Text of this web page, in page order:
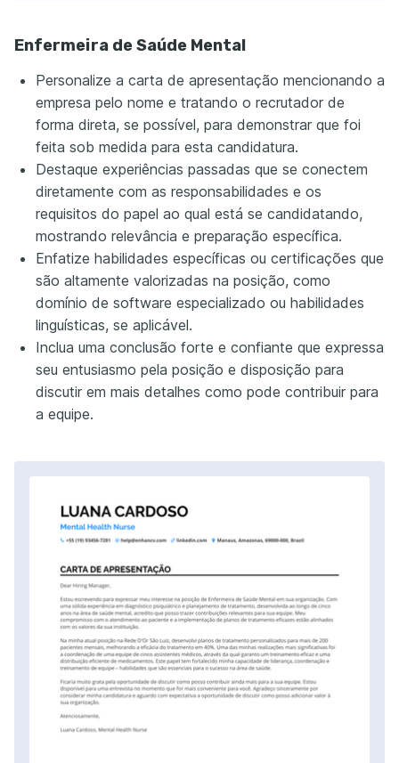
Enfermeira de Saúde Mental
Personalize a carta de apresentação mencionando a
empresa pelo nome e tratando o recrutador de
forma direta, se possível, para demonstrar que foi
feita sob medida para esta candidatura.
Destaque experiências passadas que se conectem
diretamente com as responsabilidades e os
requisitos do papel ao qual está se candidatando,
mostrando relevância e preparação específica.
Enfatize habilidades específicas ou certificações que
são altamente valorizadas na posição, como
domínio de software especializado ou habilidades
linguísticas, se aplicável.
Inclua uma conclusão forte e confiante que expressa
seu entusiasmo pela posição e disposição para
discutir em mais detalhes como pode contribuir para
a equipe.